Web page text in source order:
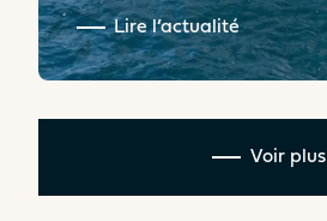
Lire l’actualité
Voir plus